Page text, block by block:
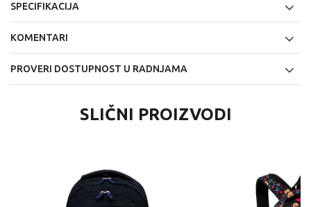
SPECIFIKACIJA
KOMENTARI
PROVERI DOSTUPNOST U RADNJAMA
SLIČNI PROIZVODI